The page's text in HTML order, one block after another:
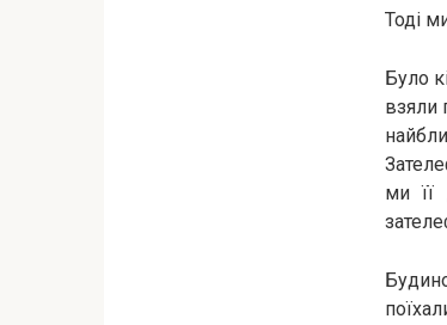
Тоді
Було
взяли
ми її